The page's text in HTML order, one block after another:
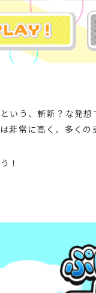
いう、斬新？な発想
非常に高く、多くの
！